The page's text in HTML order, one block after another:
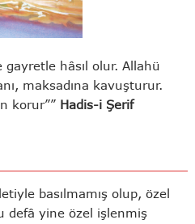
hâsıl olur. Allahü
maksadına kavuşturur.
korur”” Hadis-i Şerif
basılmamış olup, özel
defâ yine özel işlenmiş